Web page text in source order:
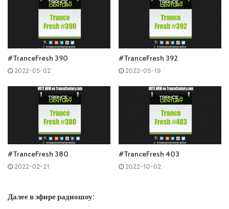
Понравился выпуск?
Ваша оценка: votes)
#TranceFresh 390
2022-05-02
#TranceFresh 392
2022-05-19
#TranceFresh 380
2022-02-21
#TranceFresh 403
2022-10-02
Далее в эфире радиошоу: